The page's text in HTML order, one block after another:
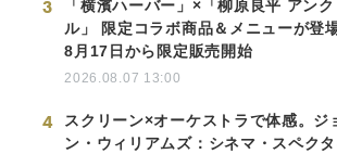
3
「横濱ハーバー」×「柳原良平 アンク
ル」 限定コラボ商品＆メニューが登
8月17日から限定販売開始
2026.08.07 13:00
4
スクリーン×オーケストラで体感。ジ
ン・ウィリアムズ：シネマ・スペク